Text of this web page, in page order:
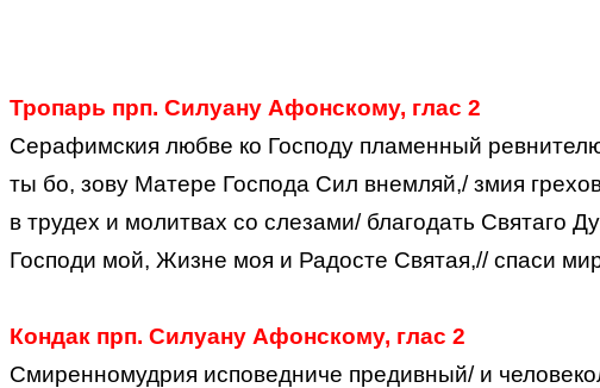
Тропарь прп. Силуану Афонскому, глас 2
Серафимския любве ко Господу пламенный
ты бо, зову Матере Господа Сил внемляй,/ змия
в трудех и молитвах со слезами/ благодать Святаго
Господи мой, Жизне моя и Радосте Святая,// спаси
Кондак прп. Силуану Афонскому, глас 2
Смиренномудрия исповедниче предивный/ и